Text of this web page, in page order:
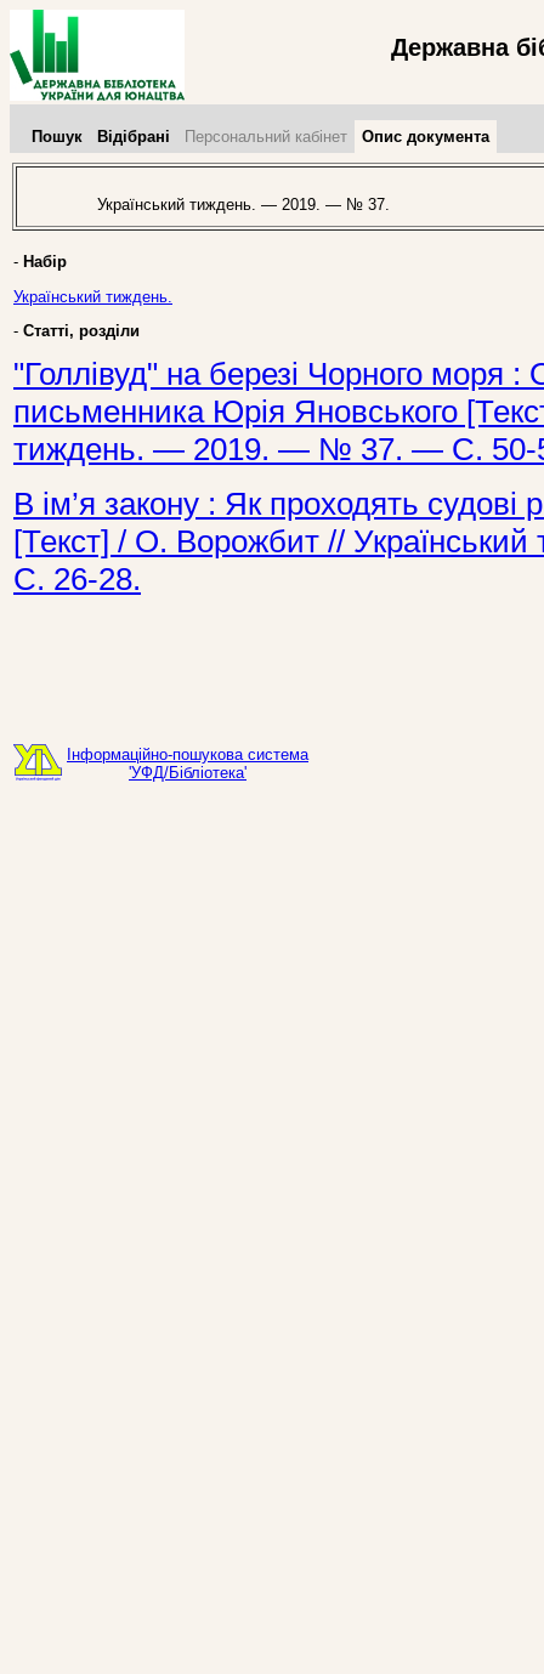
Державна
Пошук Відібрані Персональний кабінет Опис документа
Український тиждень. — 2019. — № 37.
- Набір
Український тиждень.
- Статті, розділи
"Голлівуд" на березі Чорного моря :
письменника Юрія Яновського
тиждень. — 2019. — № 37. — С. 50-
В ім’я закону : Як проходять судові
[Текст] / О. Ворожбит //
С. 26-28.
Інформаційно-пошукова система
'УФД/Бібліотека'